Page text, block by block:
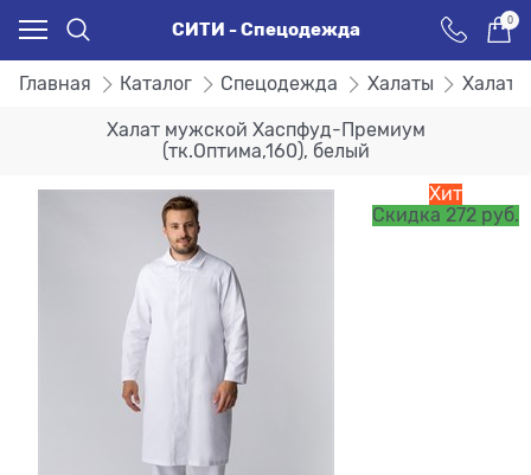
СИТИ - Спецодежда 0
Главная Каталог Спецодежда Халаты
Халат мужской Хаспфуд-Премиум
(тк.Оптима,160), белый
Хит
Скидка 272 руб.